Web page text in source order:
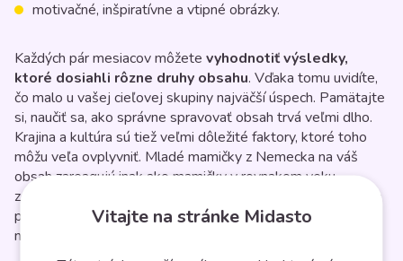
motivačné, inšpiratívne a vtipné obrázky.
Každých pár mesiacov môžete vyhodnotiť výsledky,
ktoré dosiahli rôzne druhy obsahu. Vďaka tomu uvidíte,
čo malo u vašej cieľovej skupiny najväčší úspech. Pamätajte
si, naučiť sa, ako správne spravovať obsah trvá veľmi dlho.
Krajina a kultúra sú tiež veľmi dôležité faktory, ktoré toho
môžu veľa ovplyvniť. Mladé mamičky z Nemecka na váš
obsah zareagujú inak ako mamičky v rovnakom veku
z Veľkej Británie. Aj keď sú tieto dve krajiny relatívne blízko
pri sebe, vaše výsledky sa môžu výrazne líšiť. Nezabúdajte
na to, ak tvoríte obsah pre trhy v rôznych krajinách.
Vitajte na stránke Midasto